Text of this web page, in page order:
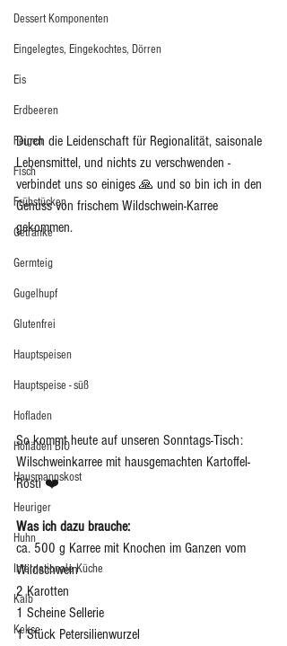
Dessert Komponenten
Eingelegtes, Eingekochtes, Dörren
Eis
Erdbeeren
Feigen
Fisch
Frühstücken
Getränke
Germteig
Gugelhupf
Glutenfrei
Hauptspeisen
Hauptspeise - süß
Hofladen
Hofläden BIO
Hausmannskost
Heuriger
Huhn
Internationale Küche
Kalb
Kekse
Durch die Leidenschaft für Regionalität, saisonale
Lebensmittel, und nichts zu verschwenden -
verbindet uns so einiges 🙏 und so bin ich in den
Genuss von frischem Wildschwein-Karree
gekommen.
So kommt heute auf unseren Sonntags-Tisch:
Wilschweinkarree mit hausgemachten Kartoffel-
Rösti ❤️
Was ich dazu brauche:
ca. 500 g Karree mit Knochen im Ganzen vom
Wildschwein
2 Karotten
1 Scheine Sellerie
1 Stück Petersilienwurzel